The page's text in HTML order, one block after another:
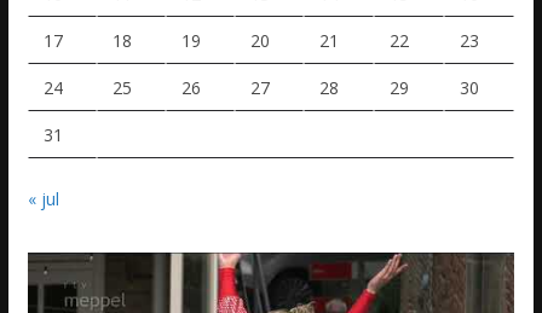
17 18 19 20 21 22 23
24 25 26 27 28 29 30
31
« jul